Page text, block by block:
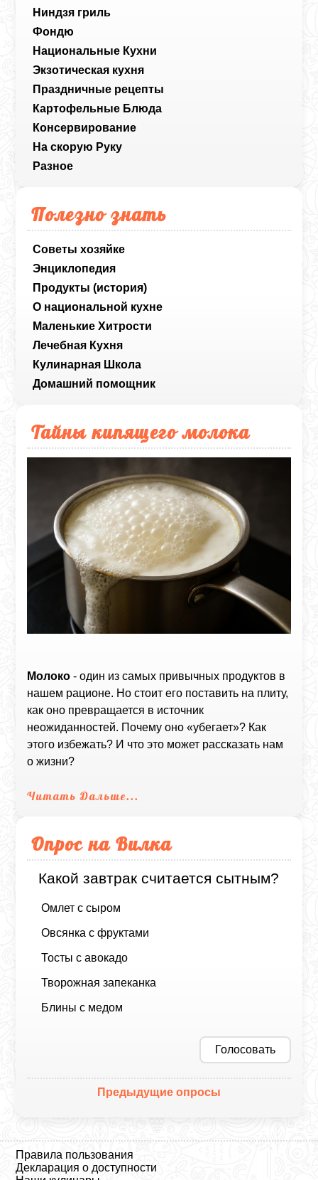
Ниндзя гриль
Фондю
Национальные Кухни
Экзотическая кухня
Праздничные рецепты
Картофельные Блюда
Консервирование
На скорую Руку
Разное
Полезно знать
Советы хозяйке
Энциклопедия
Продукты (история)
О национальной кухне
Маленькие Хитрости
Лечебная Кухня
Кулинарная Школа
Домашний помощник
Тайны кипящего молока
Молоко - один из самых привычных продуктов в
нашем рационе. Но стоит его поставить на плиту,
как оно превращается в источник
неожиданностей. Почему оно «убегает»? Как
этого избежать? И что это может рассказать нам
о жизни?
Читать Дальше...
Опрос на Вилка
Какой завтрак считается сытным?
Омлет с сыром
Овсянка с фруктами
Тосты с авокадо
Творожная запеканка
Блины с медом
Голосовать
Предыдущие опросы
Правила пользования
Декларация о доступности